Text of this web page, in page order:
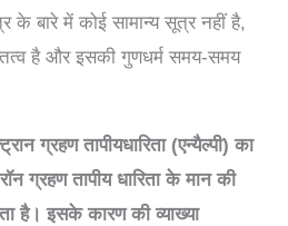
बारे में कोई सामान्य सूत्र नहीं है,
है और इसकी गुणधर्म समय-समय
ग्रहण तापीयधारिता (एन्यैल्पी) का
ग्रहण तापीय धारिता के मान की
है। इसके कारण की व्याख्या